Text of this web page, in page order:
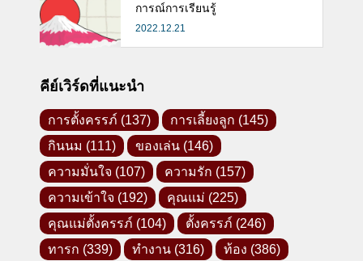
การณ์การเรียนรู้
2022.12.21
คีย์เวิร์ดที่แนะนำ
การตั้งครรภ์ (137) การเลี้ยงลูก (145)
กินนม (111) ของเล่น (146)
ความมั่นใจ (107) ความรัก (157)
ความเข้าใจ (192) คุณแม่ (225)
คุณแม่ตั้งครรภ์ (104) ตั้งครรภ์ (246)
ทารก (339) ทำงาน (316) ท้อง (386)